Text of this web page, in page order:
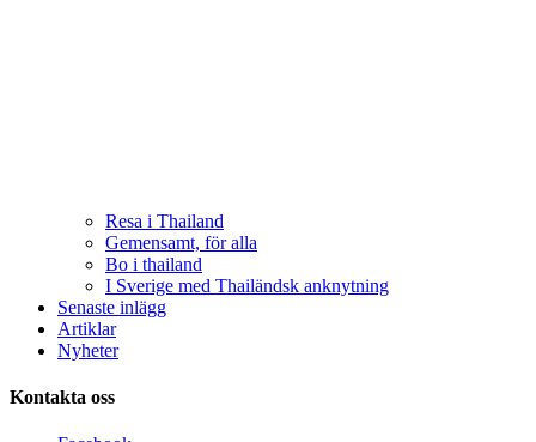
Resa i Thailand
Gemensamt, för alla
Bo i thailand
I Sverige med Thailändsk anknytning
Senaste inlägg
Artiklar
Nyheter
Kontakta oss